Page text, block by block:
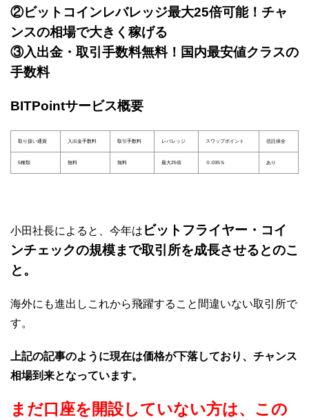
②ビットコインレバレッジ最大25倍可能！チャ
ンスの相場で大きく稼げる
③入出金・取引手数料無料！国内最安値クラスの
手数料
BITPointサービス概要
取り扱い通貨 入出金手数料 取引手数料 レバレッジ スワップポイント 信託保全
5種類 無料 無料 最大25倍 ０.035％ あり
小田社長によると、今年は ビットフライヤー・コイ
ンチェックの規模まで取引所を成長させるとのこ
と。
海外にも進出しこれから飛躍すること間違いない取引所で
す。
上記の記事のように現在は価格が下落しており、チャンス
相場到来となっています。
まだ口座を開設していない方は、この